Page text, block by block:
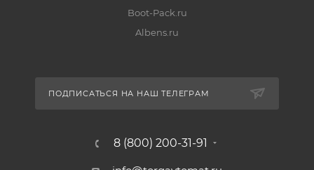
Boot-Pack.ru
Albens.ru
ПОДПИСАТЬСЯ НА НАШ ТЕЛЕГРАМ
8 (800) 200-31-91